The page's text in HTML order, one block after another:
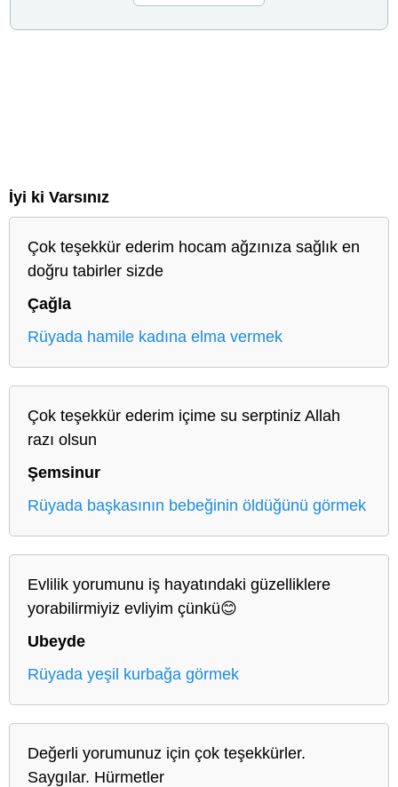
İyi ki Varsınız
Çok teşekkür ederim hocam ağzınıza sağlık en
doğru tabirler sizde
Çağla
Rüyada hamile kadına elma vermek
Çok teşekkür ederim içime su serptiniz Allah
razı olsun
Şemsinur
Rüyada başkasının bebeğinin öldüğünü görmek
Evlilik yorumunu iş hayatındaki güzelliklere
yorabilirmiyiz evliyim çünkü😊
Ubeyde
Rüyada yeşil kurbağa görmek
Değerli yorumunuz için çok teşekkürler.
Saygılar. Hürmetler